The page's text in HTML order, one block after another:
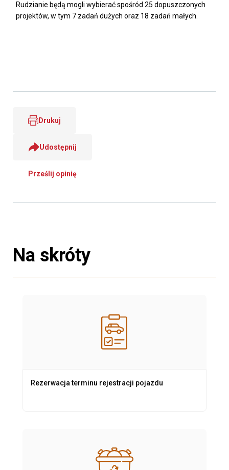
Rudzianie będą mogli wybierać spośród 25 dopuszczonych
projektów, w tym 7 zadań dużych oraz 18 zadań małych.
Drukuj
Udostępnij
Prześlij opinię
Na skróty
Rezerwacja terminu rejestracji pojazdu